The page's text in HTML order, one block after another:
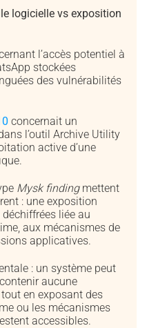
logicielle vs exposition
l’accès potentiel à
stockées
des vulnérabilités
concernait un
l’outil Archive Utility
active d’une
Mysk findingmettent
: une exposition
liée au
aux mécanismes de
applicatives.
: un système peut
aucune
en exposant des
ou les mécanismes
accessibles.